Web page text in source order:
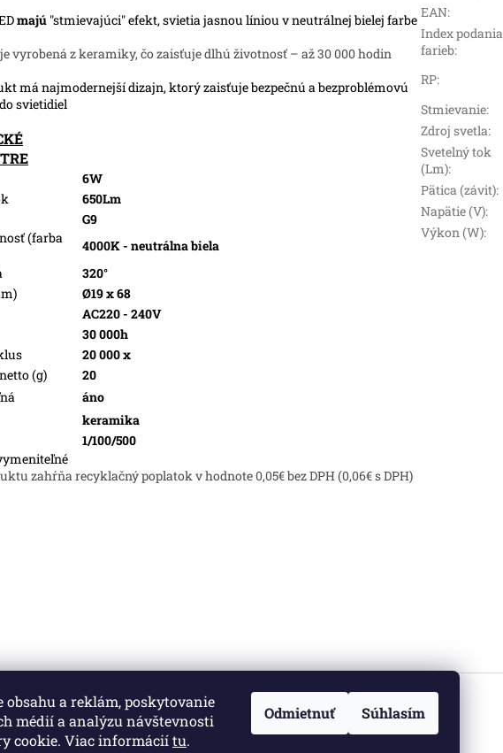
obsahu a reklám, poskytovanie
médií a analýzu návštevnosti
cookie. Viac informáciítu.
Odmietnuť Súhlasím
majú "stmievajúci" efekt, svietia jasnou líniou v neutrálnej bielej farbe
vyrobená z keramiky, čo zaisťuje dlhú životnosť – až 30 000 hodin
má najmodernejší dizajn, ktorý zaisťuje bezpečnú a bezproblémovú
svietidiel
6W
650Lm
G9
(farba
4000K - neutrálna biela
320°
Ø19 x 68
AC220 - 240V
30 000h
20 000 x
(g)
20
áno
keramika
1/100/500
zahŕňa recyklačný poplatok v hodnote 0,05€ bez DPH (0,06€ s DPH)
EAN:
Index podania
farieb:
RP:
Stmievanie:
Zdroj svetla:
Svetelný tok
(Lm):
Pätica (závit):
Napätie (V):
Výkon (W):
nastavenie cookies